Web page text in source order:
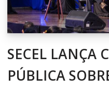
SECEL LANÇA
PÚBLICA